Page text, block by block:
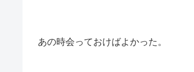
あの時会っておけばよかった。